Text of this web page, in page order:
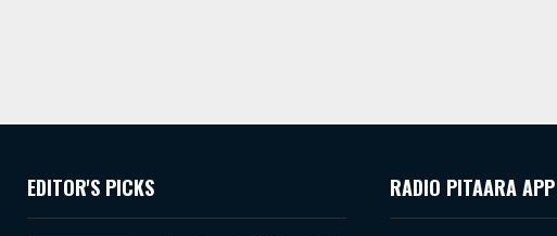
EDITOR'S PICKS RADIO PITAARA APP